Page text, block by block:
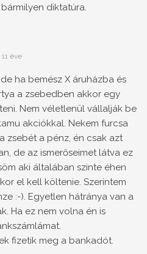
diktatúra.
11 éve
ha bemész X áruházba és
a zsebedben akkor egy
Nem véletlenül vállalják be
akciókkal. Nekem furcsa
zsebét a pénz, én csak azt
de az ismerőseimet látva ez
aki általában szinte éhen
el kell költenie. Szerintem
:-). Egyetlen hátránya van a
Ha ez nem volna én is
fizetik meg a bankadót.